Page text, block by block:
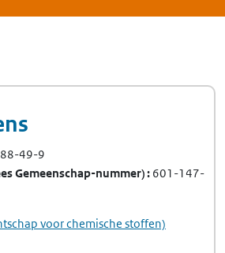
49-9
Gemeenschap-nummer) 601-147-
voor chemische stoffen)
in een nieuw tabblad)